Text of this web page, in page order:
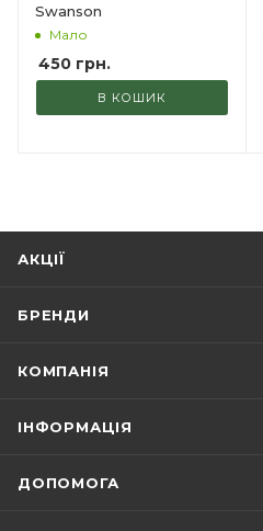
Swanson
Мало
450 грн.
В КОШИК
АКЦІЇ
БРЕНДИ
КОМПАНІЯ
ІНФОРМАЦІЯ
ДОПОМОГА